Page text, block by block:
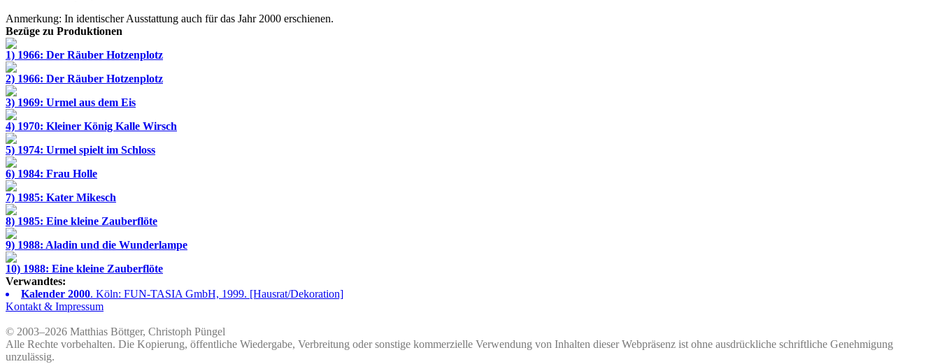
Anmerkung: In identischer Ausstattung auch für das Jahr 2000 erschienen.
Bezüge zu Produktionen
1) 1966: Der Räuber Hotzenplotz
2) 1966: Der Räuber Hotzenplotz
3) 1969: Urmel aus dem Eis
4) 1970: Kleiner König Kalle Wirsch
5) 1974: Urmel spielt im Schloss
6) 1984: Frau Holle
7) 1985: Kater Mikesch
8) 1985: Eine kleine Zauberflöte
9) 1988: Aladin und die Wunderlampe
10) 1988: Eine kleine Zauberflöte
Verwandtes:
Kalender 2000. Köln: FUN-TASIA GmbH, 1999. [Hausrat/Dekoration]
Kontakt & Impressum
© 2003–2026 Matthias Böttger, Christoph Püngel
Alle Rechte vorbehalten. Die Kopierung, öffentliche Wiedergabe, Verbreitung oder sonstige kommerzielle Verwendung von Inhalten dieser Webpräsenz ist ohne ausdrückliche schriftliche Genehmigung
unzulässig.